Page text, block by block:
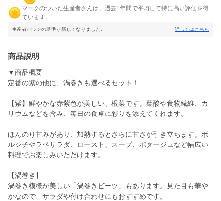
マークのついた生産者さんは、過去1年間で平均して特に高い評価を得
ています。
生産者バッジの基準が新しくなりました。 詳しくはこちら
商品説明
▼商品概要
定番の紫の他に、渦巻きも選べるセット！
【紫】鮮やかな赤紫色が美しい、根菜です。葉酸や食物繊維、カ
リウムなどを含み、毎日の食卓に彩りを添えてくれます。
ほんのり甘みがあり、加熱するとさらに甘さが引き立ちます。ボ
ルシチやラペサラダ、ロースト、スープ、ポタージュなど幅広い
料理でお楽しみいただけます。
【渦巻き】
渦巻き模様が美しい「渦巻きビーツ」もあります。見た目も華や
かなので、サラダや付け合わせにもおすすめです。